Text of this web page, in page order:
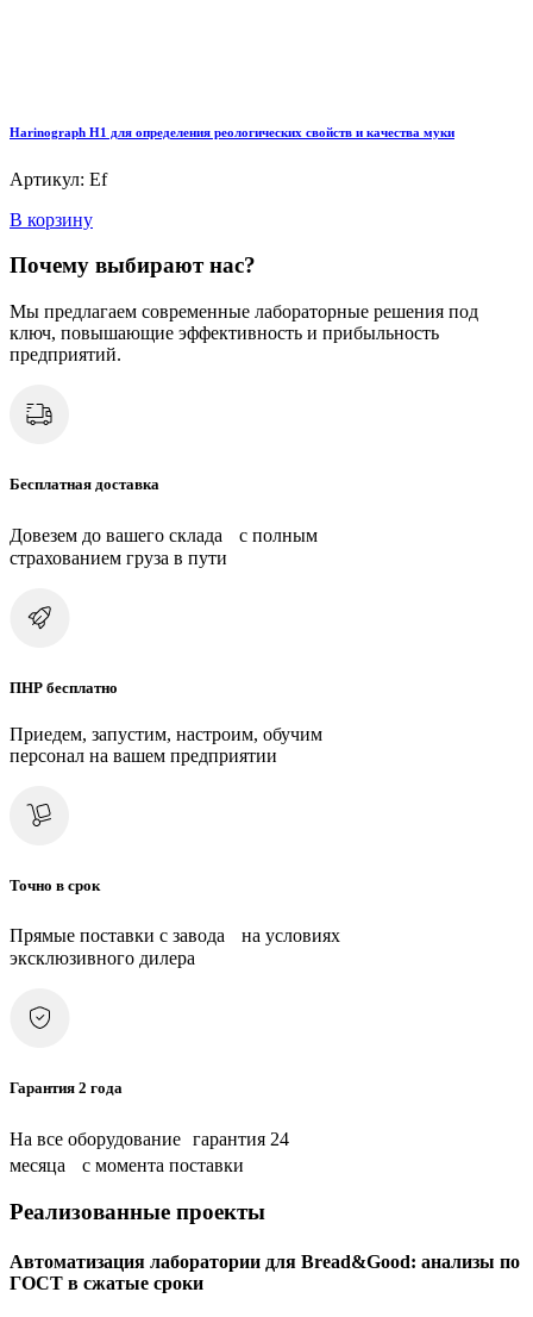
Harinograph Н1 для определения реологических свойств и качества муки
Артикул: Ef
В корзину
Почему выбирают нас?
Мы предлагаем современные лабораторные решения под
ключ, повышающие эффективность и прибыльность
предприятий.
Бесплатная доставка
Довезем до вашего склада с полным
страхованием груза в пути
ПНР бесплатно
Приедем, запустим, настроим, обучим
персонал на вашем предприятии
Точно в срок
Прямые поставки с завода на условиях
эксклюзивного дилера
Гарантия 2 года
На все оборудование гарантия 24
месяца с момента поставки
Реализованные проекты
Автоматизация лаборатории для Bread&Good: анализы по
ГОСТ в сжатые сроки